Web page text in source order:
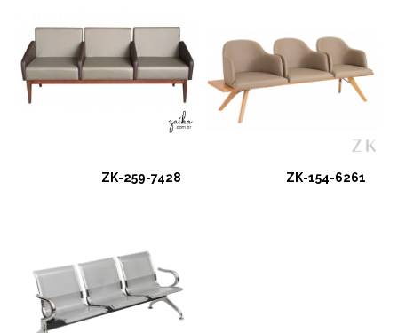
ZK-259-7428 ZK-154-6261